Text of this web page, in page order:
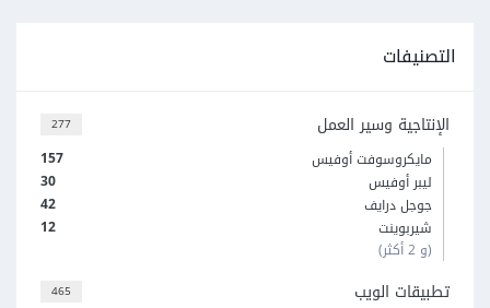
التصنيفات
277 الإنتاجية وسير العمل
157
مايكروسوفت أوفيس
30
ليبر أوفيس
42
جوجل درايف
12
شيربوينت
(و 2 أكثر)
465 تطبيقات الويب